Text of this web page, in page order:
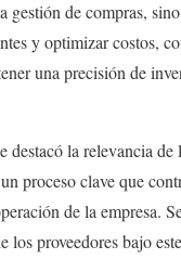
gestión de compras,
y optimizar costos,
una precisión de
destacó la relevancia
proceso clave que
de la empresa.
los proveedores bajo